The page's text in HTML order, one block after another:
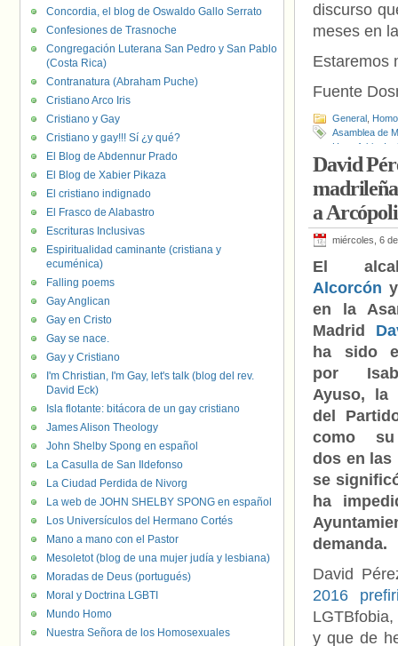
discurso
meses en
Estaremos
Fuente
General
Asamblea de
Homofobia
David
a
miércoles, 6
El
Alcorcón
en la
Madrid
ha sido
por
Ayuso, la
del
como
dos en las
se
ha
demanda.
David
2016
y que de
Concordia, el blog de Oswaldo Gallo Serrato
Confesiones de Trasnoche
Congregación Luterana San Pedro y San Pablo
(Costa Rica)
Contranatura (Abraham Puche)
Cristiano Arco Iris
Cristiano y Gay
Cristiano y gay!!! Sí ¿y qué?
El Blog de Abdennur Prado
El Blog de Xabier Pikaza
El cristiano indignado
El Frasco de Alabastro
Escrituras Inclusivas
Espiritualidad caminante (cristiana y
ecuménica)
Falling poems
Gay Anglican
Gay en Cristo
Gay se nace.
Gay y Cristiano
I'm Christian, I'm Gay, let's talk (blog del rev.
David Eck)
Isla flotante: bitácora de un gay cristiano
James Alison Theology
John Shelby Spong en español
La Casulla de San Ildefonso
La Ciudad Perdida de Nivorg
La web de JOHN SHELBY SPONG en español
Los Universículos del Hermano Cortés
Mano a mano con el Pastor
Mesoletot (blog de una mujer judía y lesbiana)
Moradas de Deus (portugués)
Moral y Doctrina LGBTI
Mundo Homo
Nuestra Señora de los Homosexuales